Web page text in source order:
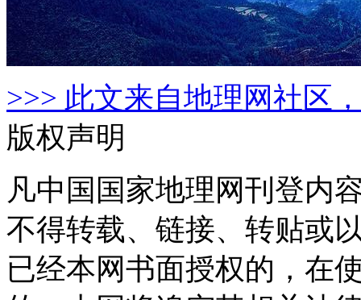
>>> 此文来自地理网社区
版权声明
凡中国国家地理网刊登内
不得转载、链接、转贴或
已经本网书面授权的，在